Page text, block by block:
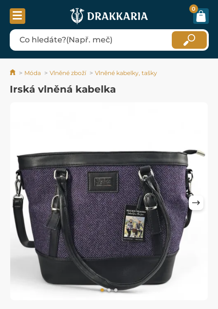
0
Móda Vlněné zboží Vlněné kabelky, tašky
Irská vlněná kabelka